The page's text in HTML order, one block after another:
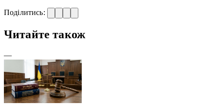
Поділитись:
Читайте також
—